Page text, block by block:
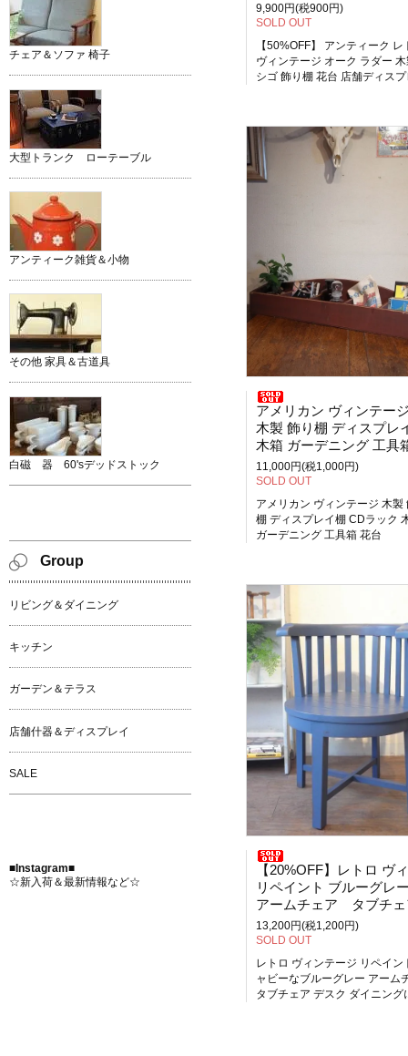
9,900円(税900円)
SOLD OUT
【50%OFF】 アンティーク レ
ヴィンテージ オーク ラダー
シゴ 飾り棚 花台 店舗ディス
アメリカン ヴィンテー
木製 飾り棚 ディスプレイ棚 CDラッ
木箱 ガーデニング 工具箱 花
11,000円(税1,000円)
SOLD OUT
アメリカン ヴィンテージ 木製
棚 ディスプレイ棚 CDラック
ガーデニング 工具箱 花台
【20%OFF】レトロ ヴィンテージ
リペイント ブルーグレ
アームチェア タブチェ
13,200円(税1,200円)
SOLD OUT
レトロ ヴィンテージ リペイン
ャビーなブルーグレー アーム
タブチェア デスク ダイニング
チェア＆ソファ 椅子
大型トランク ローテーブル
アンティーク雑貨＆小物
その他 家具＆古道具
白磁 器 60'sデッドストック
Group
リビング＆ダイニング
キッチン
ガーデン＆テラス
店舗什器＆ディスプレイ
SALE
■Instagram■
☆新入荷＆最新情報など☆